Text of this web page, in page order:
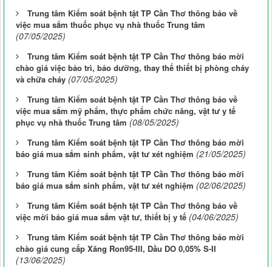
Trung tâm Kiểm soát bệnh tật TP Cần Thơ thông báo về
việc mua sắm thuốc phục vụ nhà thuốc Trung tâm
(07/05/2025)
Trung tâm Kiểm soát bệnh tật TP Cần Thơ thông báo mời
chào giá việc bảo trì, bảo dưỡng, thay thế thiết bị phòng cháy
và chữa cháy (07/05/2025)
Trung tâm Kiểm soát bệnh tật TP Cần Thơ thông báo về
việc mua sắm mỹ phẩm, thực phẩm chức năng, vật tư y tế
phục vụ nhà thuốc Trung tâm (08/05/2025)
Trung tâm Kiểm soát bệnh tật TP Cần Thơ thông báo mời
báo giá mua sắm sinh phẩm, vật tư xét nghiệm (21/05/2025)
Trung tâm Kiểm soát bệnh tật TP Cần Thơ thông báo mời
báo giá mua sắm sinh phẩm, vật tư xét nghiệm (02/06/2025)
Trung tâm Kiểm soát bệnh tật TP Cần Thơ thông báo về
việc mời báo giá mua sắm vật tư, thiết bị y tế (04/06/2025)
Trung tâm Kiểm soát bệnh tật TP Cần Thơ thông báo mời
chào giá cung cấp Xăng Ron95-III, Dầu DO 0,05% S-II
(13/06/2025)